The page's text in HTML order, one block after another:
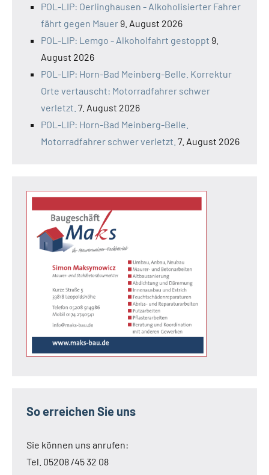
POL-LIP: Oerlinghausen - Alkoholisierter Fahrer
fährt gegen Mauer 9. August 2026
POL-LIP: Lemgo - Alkoholfahrt gestoppt 9.
August 2026
POL-LIP: Horn-Bad Meinberg-Belle. Korrektur
Orte vertauscht: Motorradfahrer schwer
verletzt. 7. August 2026
POL-LIP: Horn-Bad Meinberg-Belle.
Motorradfahrer schwer verletzt. 7. August 2026
So erreichen Sie uns
Sie können uns anrufen:
Tel. 05208 /45 32 08